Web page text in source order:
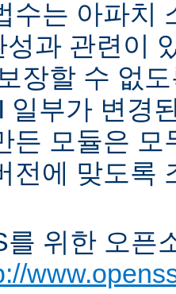
수는 아파치
성과 관련이
장할 수 없
일부가 변경
든 모듈은
전에 맞도록
를 위한 오픈